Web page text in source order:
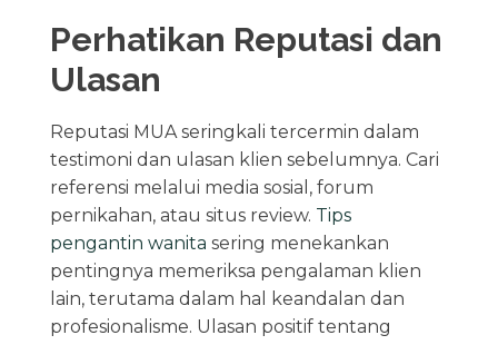
Perhatikan Reputasi dan
Ulasan
Reputasi MUA seringkali tercermin dalam
testimoni dan ulasan klien sebelumnya. Cari
referensi melalui media sosial, forum
pernikahan, atau situs review. Tips
pengantin wanita sering menekankan
pentingnya memeriksa pengalaman klien
lain, terutama dalam hal keandalan dan
profesionalisme. Ulasan positif tentang